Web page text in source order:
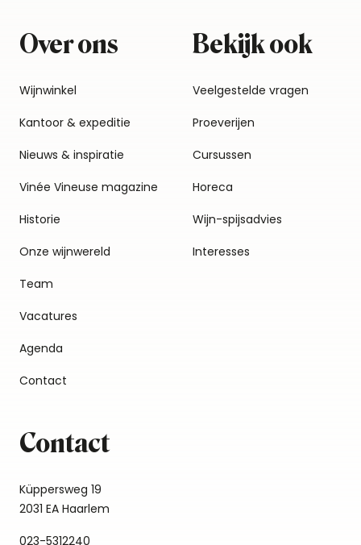
Over ons
Wijnwinkel
Kantoor & expeditie
Nieuws & inspiratie
Vinée Vineuse magazine
Historie
Onze wijnwereld
Team
Vacatures
Agenda
Contact
Bekijk ook
Veelgestelde vragen
Proeverijen
Cursussen
Horeca
Wijn-spijsadvies
Interesses
Contact
Küppersweg 19
2031 EA Haarlem
023-5312240